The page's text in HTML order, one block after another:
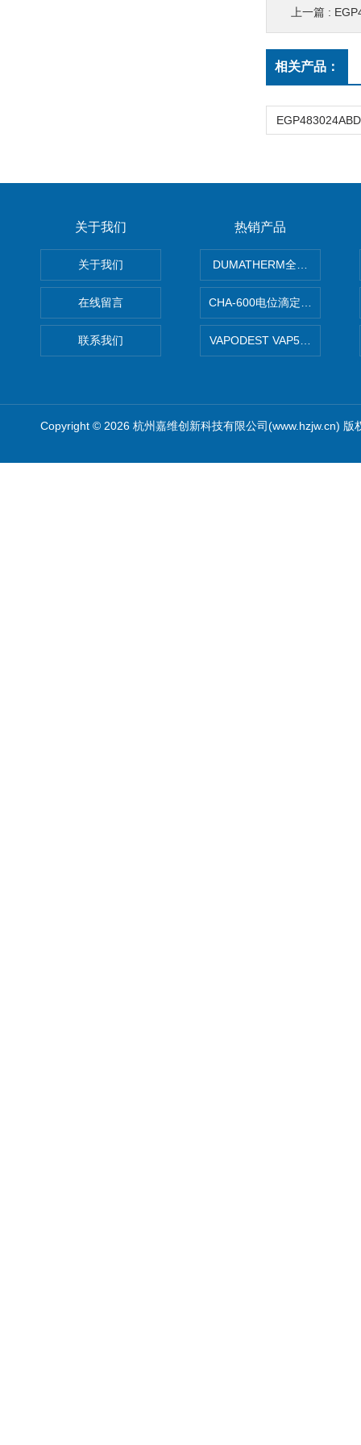
上一篇 :
相关产品：
关于我们
关于我们
在线留言
联系我们
热销产品
DUMATHERM全自动杜马斯
CHA-600电位滴定仪自动样品
VAPODEST VAP500全自
Copyright © 2026 杭州嘉维创新科技有限公司(www.hzjw.cn) 版